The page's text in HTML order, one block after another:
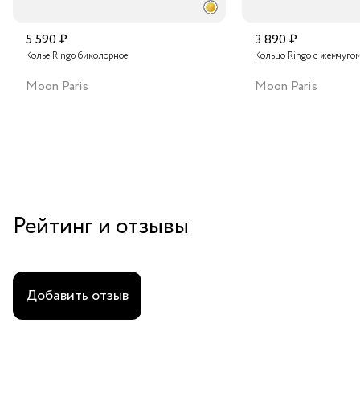
5 590 ₽
Колье Ringo биколорное
Moon Paris
3 890 ₽
Кольцо Ringo с
Moon Paris
Рейтинг и отзывы
Добавить отзыв